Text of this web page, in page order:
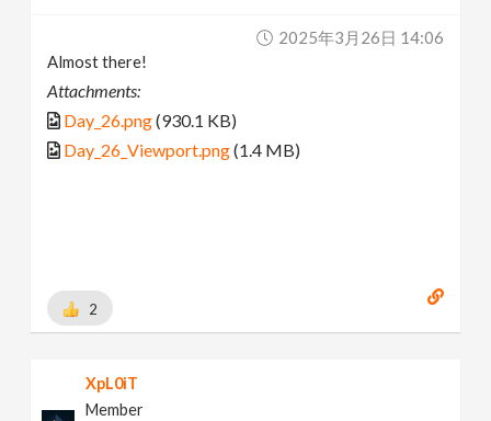
2025年3月26日 14:06
Almost there!
Attachments:
Day_26.png(930.1 KB)
Day_26_Viewport.png(1.4 MB)
2
XpL0iT
Member